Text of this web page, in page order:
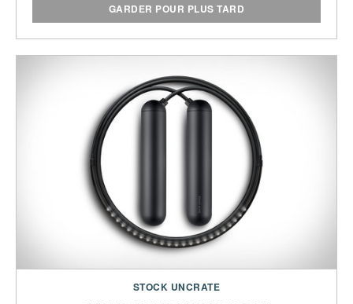
GARDER POUR PLUS TARD
STOCK UNCRATE